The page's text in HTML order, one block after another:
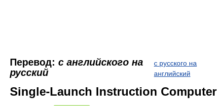
Перевод: с английского на
русский
с русского на
английский
Single-Launch Instruction Computer